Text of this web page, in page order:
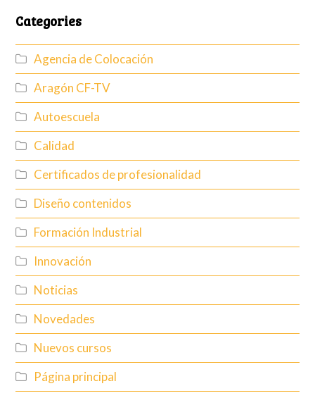
Categories
Agencia de Colocación
Aragón CF-TV
Autoescuela
Calidad
Certificados de profesionalidad
Diseño contenidos
Formación Industrial
Innovación
Noticias
Novedades
Nuevos cursos
Página principal